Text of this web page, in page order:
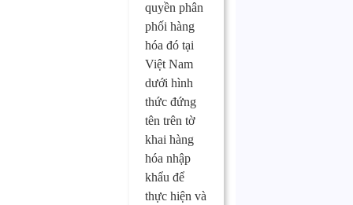
quyền phân
phối hàng
hóa đó tại
Việt Nam
dưới hình
thức đứng
tên trên tờ
khai hàng
hóa nhập
khẩu để
thực hiện và